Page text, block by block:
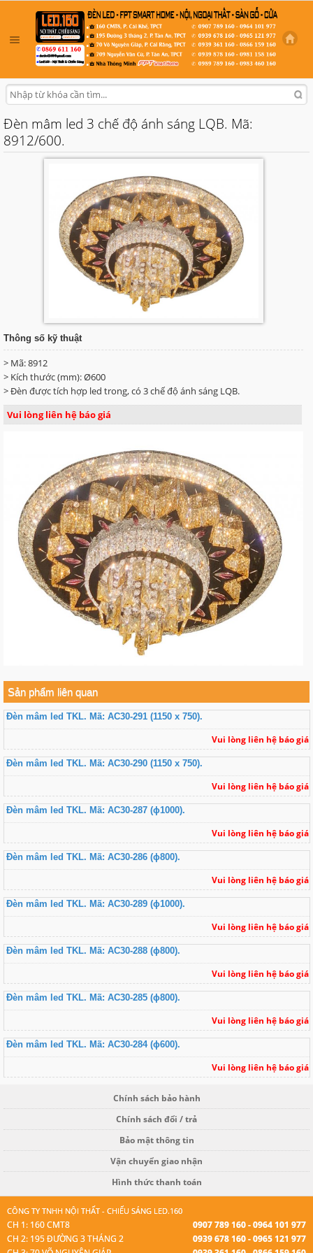
Đèn mâm led 3 chế độ ánh sáng LQB. Mã:
8912/600.
Thông số kỹ thuật
> Mã: 8912
> Kích thước (mm): Ø600
> Đèn được tích hợp led trong, có 3 chế độ ánh sáng LQB.
Vui lòng liên hệ báo giá
Sản phẩm liên quan
Đèn mâm led TKL. Mã: AC30-291 (1150 x 750).
Vui lòng liên hệ báo giá
Đèn mâm led TKL. Mã: AC30-290 (1150 x 750).
Vui lòng liên hệ báo giá
Đèn mâm led TKL. Mã: AC30-287 (ɸ1000).
Vui lòng liên hệ báo giá
Đèn mâm led TKL. Mã: AC30-286 (ɸ800).
Vui lòng liên hệ báo giá
Đèn mâm led TKL. Mã: AC30-289 (ɸ1000).
Vui lòng liên hệ báo giá
Đèn mâm led TKL. Mã: AC30-288 (ɸ800).
Vui lòng liên hệ báo giá
Đèn mâm led TKL. Mã: AC30-285 (ɸ800).
Vui lòng liên hệ báo giá
Đèn mâm led TKL. Mã: AC30-284 (ɸ600).
Vui lòng liên hệ báo giá
Chính sách bảo hành
Chính sách đổi / trả
Bảo mật thông tin
Vận chuyển giao nhận
Hình thức thanh toán
CÔNG TY TNHH NỘI THẤT - CHIẾU SÁNG LED.160
CH 1: 160 CMT8
0907 789 160 - 0964 101 977
CH 2: 195 ĐƯỜNG 3 THÁNG 2
0939 678 160 - 0965 121 977